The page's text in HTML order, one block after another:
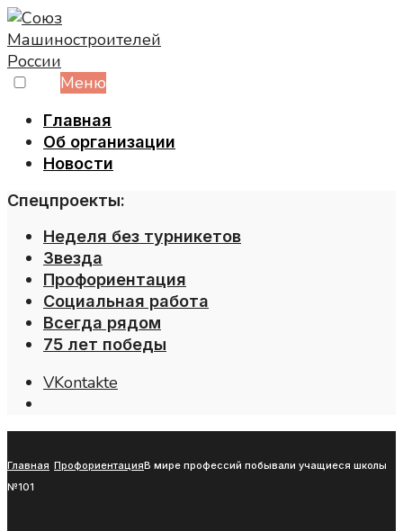
Skip
to
content
Меню
Главная
Об организации
Новости
Спецпроекты:
Неделя без турникетов
Звезда
Профориентация
Социальная работа
Всегда рядом
75 лет победы
VKontakte
Главная ПрофориентацияВ мире профессий побывали учащиеся школы
№101